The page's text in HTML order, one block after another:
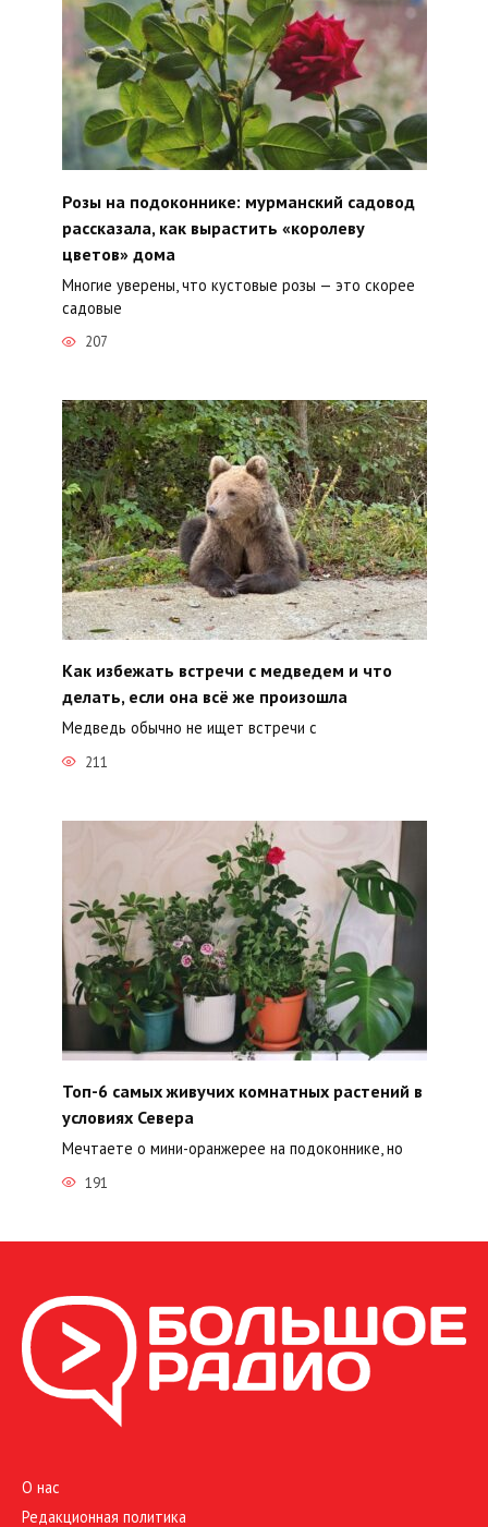
Розы на подоконнике: мурманский садовод
рассказала, как вырастить «королеву
цветов» дома
Многие уверены, что кустовые розы — это скорее
садовые
207
Как избежать встречи с медведем и что
делать, если она всё же произошла
Медведь обычно не ищет встречи с
211
Топ-6 самых живучих комнатных растений в
условиях Севера
Мечтаете о мини-оранжерее на подоконнике, но
191
О нас
Редакционная политика